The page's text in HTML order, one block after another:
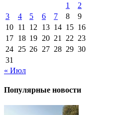
1
2
3
4 5 6 7 8
9
10 11 12 13 14 15 16
17 18 19 20 21 22 23
24 25 26 27 28 29 30
31
« Июл
Популярные новости